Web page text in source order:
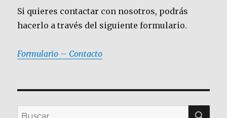
Si quieres contactar con nosotros, podrás
hacerlo a través del siguiente formulario.
Formulario – Contacto
Buscar